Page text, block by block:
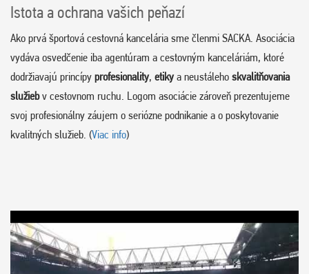
Istota a ochrana vašich peňazí
Ako prvá športová cestovná kancelária sme členmi SACKA. Asociácia
vydáva osvedčenie iba agentúram a cestovným kanceláriám, ktoré
dodržiavajú princípy profesionality, etikya neustáleho skvalitňovania
služiebv cestovnom ruchu. Logom asociácie zároveň prezentujeme
svoj profesionálny záujem o seriózne podnikanie a o poskytovanie
kvalitných služieb. (Viac info)